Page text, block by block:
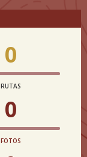
0
RUTAS
0
FOTOS